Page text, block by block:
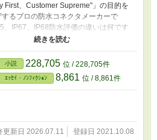
First、Customer Supreme"」の目的を
するプロの防水コネクタメーカーで
、IP67、IP68防水評価の違いは何です
の写真の下に、電卓を実装希望！
among-ip65-ip67-ip68-
Aug 19, 2019 ※IPxxの 最初のX
ルを示し、異なる数字は次のように
レベルを表します。 0：保護なし 1：
える固形物の侵入を防ぐ 5：有害な粉
防ぐ 6：ほこりの侵入を完全に防止 2
小説 228,705 位 / 228,705件
ｴｯｾｲ・ﾉﾝﾌｨｸｼｮﾝ 8,861 位 / 8,861件
更新日 2026.07.11 登録日 2021.10.08